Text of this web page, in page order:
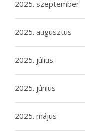
2025. szeptember
2025. augusztus
2025. július
2025. június
2025. május